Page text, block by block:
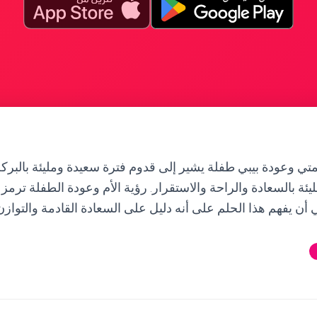
وعودة بيبي طفلة يشير إلى قدوم فترة سعيدة ومليئة بالبركة
بالسعادة والراحة والاستقرار. رؤية الأم وعودة الطفلة
أن يفهم هذا الحلم على أنه دليل على السعادة القادمة